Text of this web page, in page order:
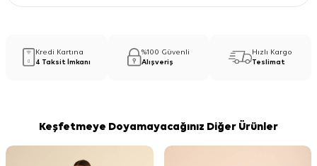
Kredi Kartına
4 Taksit İmkanı
%100 Güvenli
Alışveriş
Hızlı Kargo
Teslimat
Keşfetmeye Doyamayacağınız Diğer Ürünler